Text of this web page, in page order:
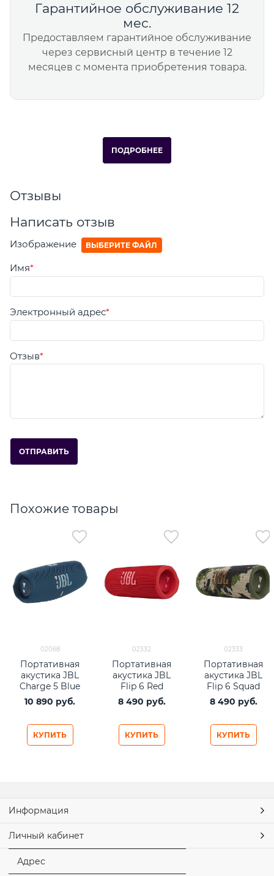
Гарантийное обслуживание 12
мес.
Предоставляем гарантийное обслуживание
через сервисный центр в течение 12
месяцев с момента приобретения товара.
ПОДРОБНЕЕ
Отзывы
Написать отзыв
Изображение ВЫБЕРИТЕ ФАЙЛ
Имя
Электронный адрес
Отзыв
Похожие товары
02068
Портативная
акустика JBL
Charge 5 Blue
10 890 руб.
КУПИТЬ
02332
Портативная
акустика JBL
Flip 6 Red
8 490 руб.
КУПИТЬ
02333
Портативная
акустика JBL
Flip 6 Squad
8 490 руб.
КУПИТЬ
Информация
Личный кабинет
Адрес